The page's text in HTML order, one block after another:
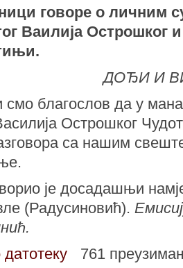
говоре о личним
Ваилија Острошког
ДОЂИ И
благослов да у
Острошког
са нашим
је досадашњи
(Радусиновић).
761